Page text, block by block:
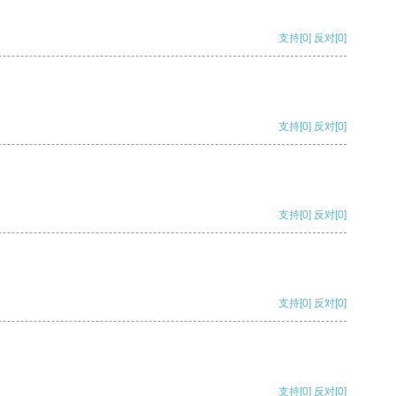
支持[0] 反对[0]
支持[0] 反对[0]
支持[0] 反对[0]
支持[0] 反对[0]
支持[0] 反对[0]